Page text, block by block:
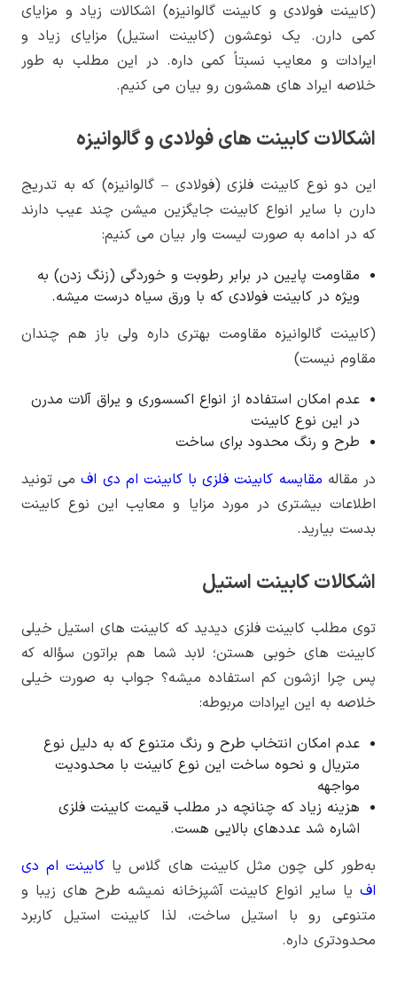
(کابینت فولادی و کابینت گالوانیزه) اشکالات زیاد و مزایای
کمی دارن. یک نوعشون (کابینت استیل) مزایای زیاد و
ایرادات و معایب نسبتاً کمی داره. در این مطلب به طور
خلاصه ایراد های همشون رو بیان می کنیم.
اشکالات کابینت های فولادی و گالوانیزه
این دو نوع کابینت فلزی (فولادی – گالوانیزه) که به تدریج
دارن با سایر انواع کابینت جایگزین میشن چند عیب دارند
که در ادامه به صورت لیست وار بیان می کنیم:
مقاومت پایین در برابر رطوبت و خوردگی (زنگ زدن) به
ویژه در کابینت فولادی که با ورق سیاه درست میشه.
(کابینت گالوانیزه مقاومت بهتری داره ولی باز هم چندان
مقاوم نیست)
عدم امکان استفاده از انواع اکسسوری و یراق آلات مدرن
در این نوع کابینت
طرح و رنگ محدود برای ساخت
در مقاله مقایسه کابینت فلزی با کابینت ام دی افمی تونید
اطلاعات بیشتری در مورد مزایا و معایب این نوع کابینت
بدست بیارید.
اشکالات کابینت استیل
توی مطلب کابینت فلزی دیدید که کابینت های استیل خیلی
کابینت های خوبی هستن؛ لابد شما هم براتون سؤاله که
پس چرا ازشون کم استفاده میشه؟ جواب به صورت خیلی
خلاصه به این ایرادات مربوطه:
عدم امکان انتخاب طرح و رنگ متنوع که به دلیل نوع
متریال و نحوه ساخت این نوع کابینت با محدودیت
مواجهه
هزینه زیاد که چنانچه در مطلب قیمت کابینت فلزی
اشاره شد عددهای بالایی هست.
به‌طور کلی چون مثل کابینت های گلاس یا کابینت ام دی
اف یا سایر انواع کابینت آشپزخانه نمیشه طرح های زیبا و
متنوعی رو با استیل ساخت، لذا کابینت استیل کاربرد
محدودتری داره.